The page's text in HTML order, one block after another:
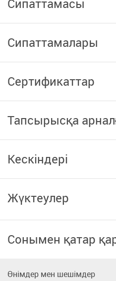
Сипаттамасы
Сипаттамалары
Сертификаттар
Тапсырысқа
Кескіндері
Жүктеулер
Сонымен қатар
Өнімдер мен шешімдер